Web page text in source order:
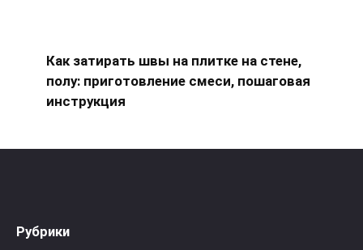
Как затирать швы на плитке на стене,
полу: приготовление смеси, пошаговая
инструкция
Рубрики